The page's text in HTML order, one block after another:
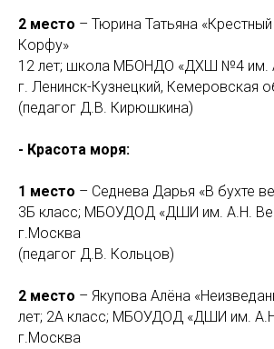
2 место – Тюрина Татьяна
Корфу»
12 лет; школа МБОНДО «ДХШ №4 им.
г. Ленинск-Кузнецкий, Кемеровская
(педагог Д.В. Кирюшкина)
- Красота моря:
1 место – Седнева Дарья «В бухте
3Б класс; МБОУДОД «ДШИ им. А.Н.
г.Москва
(педагог Д.В. Кольцов)
2 место – Якупова Алёна
лет; 2А класс; МБОУДОД «ДШИ им.
г.Москва